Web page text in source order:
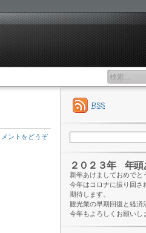
メントをどうぞ
RSS
索:
２０２３年 年頭
新年あけましておめでと
今年はコロナに振り回さ
期待します。
観光業の早期回復と経済
今年もよろしくお願いし